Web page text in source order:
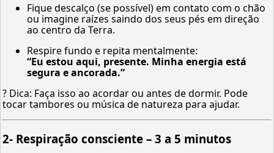
Fique descalço (se possível) em contato com o chão
ou imagine raízes saindo dos seus pés em direção
ao centro da Terra.
Respire fundo e repita mentalmente:
“Eu estou aqui, presente. Minha energia está
segura e ancorada.”
? Dica: Faça isso ao acordar ou antes de dormir. Pode
tocar tambores ou música de natureza para ajudar.
2- Respiração consciente – 3 a 5 minutos